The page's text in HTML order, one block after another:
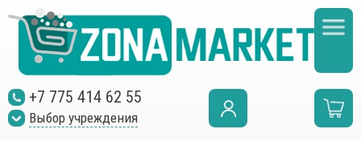
+7 775 414 62 55
Выбор учреждения